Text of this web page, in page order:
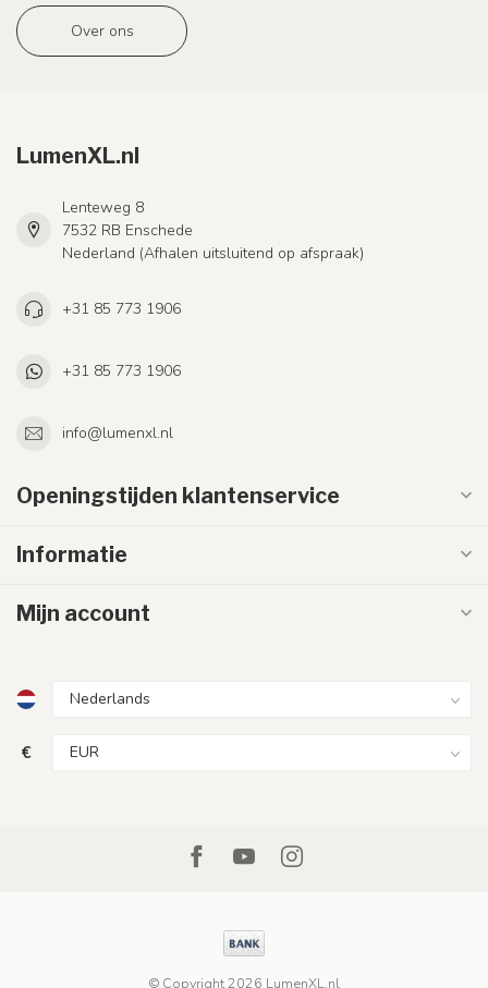
Over ons
LumenXL.nl
Lenteweg 8
7532 RB Enschede
Nederland (Afhalen uitsluitend op afspraak)
+31 85 773 1906
+31 85 773 1906
info@lumenxl.nl
Openingstijden klantenservice
Informatie
Mijn account
€
© Copyright 2026 LumenXL.nl